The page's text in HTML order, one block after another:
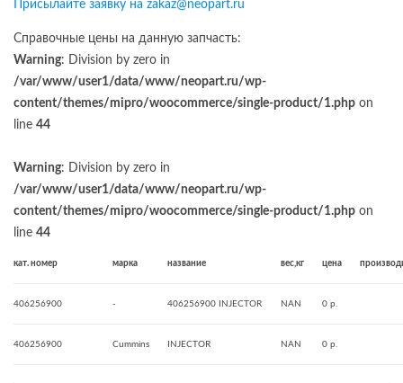
Присылайте заявку на zakaz@neopart.ru
Справочные цены на данную запчасть:
Warning: Division by zero in
/var/www/user1/data/www/neopart.ru/wp-
content/themes/mipro/woocommerce/single-product/1.php on
line 44
Warning: Division by zero in
/var/www/user1/data/www/neopart.ru/wp-
content/themes/mipro/woocommerce/single-product/1.php on
line 44
кат. номер марка название вес,кг цена
406256900 - 406256900 INJECTOR NAN 0 р.
406256900 Cummins INJECTOR NAN 0 р.